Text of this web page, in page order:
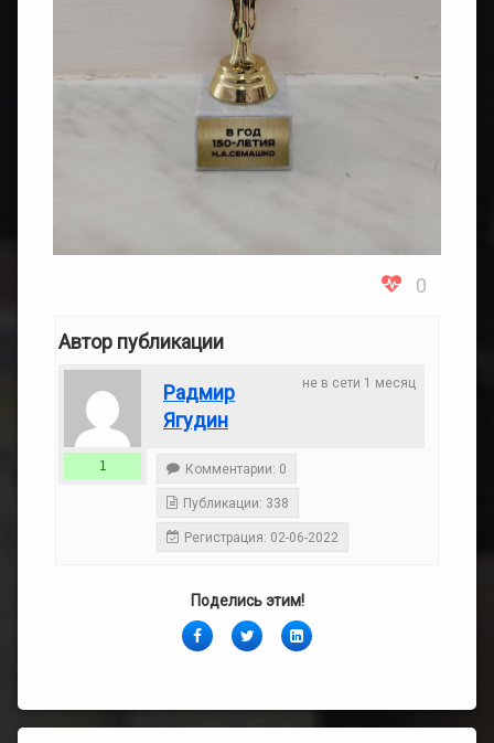
0
Автор публикации
не в сети 1 месяц
Радмир
Ягудин
1 Комментарии: 0
Публикации: 338
Регистрация: 02-06-2022
Поделись этим!
FacebookTwitterLinkedIn